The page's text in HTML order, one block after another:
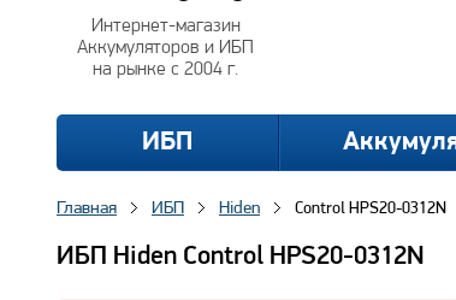
Интернет-магазин
Аккумуляторов и ИБП
на рынке с 2004 г.
ИБП
Главная ИБП Hiden Control HPS20-0312N
ИБП Hiden Control HPS20-0312N